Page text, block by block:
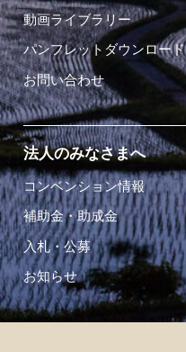
動画ライブラリー
パンフレットダウンロード
お問い合わせ
法人のみなさまへ
コンベンション情報
補助金・助成金
入札・公募
お知らせ